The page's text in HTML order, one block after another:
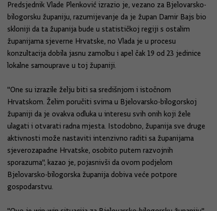
Predsjednik Vlade Plenković izrazio je, vezano za Bjelovarsko-
bilogorsku županiju, razumijevanje da je župan Damir Bajs bio
skloniji da ta županija bude u statističkoj regiji s ostalim
županijama sjeverne Hrvatske, no Vlada je u procesu
konzultacija dobila jasnu zamolbu i apel čak 19 od 23 jedinice
lokalne samouprave u toj županiji.
"One su izrazile želju biti sa središnjom i istočnom
Hrvatskom. Želim poručiti svima u Bjelovarsko-bilogorskoj
županiji da je ovakva odluka u interesu svih onih koji žele
ulagati i otvarati radna mjesta. Istodobno, županija sve druge
aktivnosti može nastaviti intenzivno raditi sa županijama
sjeverozapadne Hrvatske, osobito putem razvojnih
sporazuma", kazao je, pojasnivši da ovom podjelom
Bjelovarsko-bilogorska županija dobiva veće potpore
gospodarstvu.